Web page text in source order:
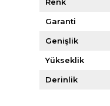
Garanti
Genişlik
Yükseklik
Derinlik